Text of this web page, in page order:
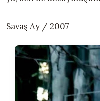
Savaş Ay / 2007